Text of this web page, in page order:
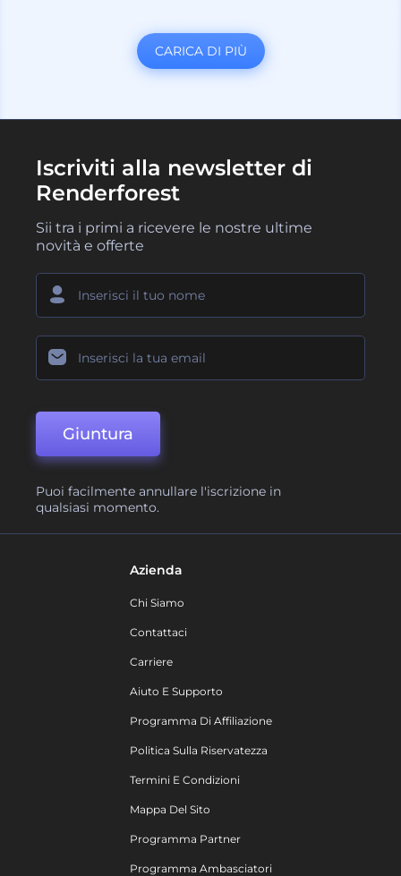
CARICA DI PIÙ
Iscriviti alla newsletter di
Renderforest
Sii tra i primi a ricevere le nostre ultime
novità e offerte
Giuntura
Puoi facilmente annullare l'iscrizione in
qualsiasi momento.
Azienda
Chi Siamo
Contattaci
Carriere
Aiuto E Supporto
Programma Di Affiliazione
Politica Sulla Riservatezza
Termini E Condizioni
Mappa Del Sito
Programma Partner
Programma Ambasciatori